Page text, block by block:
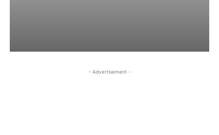
- Advertisement -